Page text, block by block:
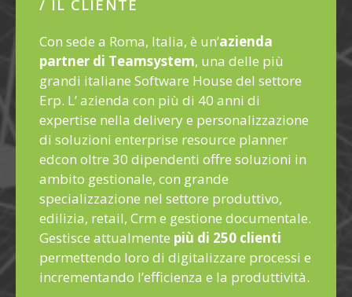
/ IL CLIENTE
Con sede a Roma, Italia, è un’azienda
partner di Teamsystem, una delle più
grandi italiane Software House del settore
Erp. L’ azienda con più di 40 anni di
expertise nella delivery e personalizzazione
di soluzioni enterprise resource planner
edcon oltre 30 dipendenti offre soluzioni in
ambito gestionale, con grande
specializzazione nel settore produttivo,
edilizia, retail, Crm e gestione documentale.
Gestisce attualmente più di 250 clienti
permettendo loro di digitalizzare processi e
incrementando l’efficienza e la produttività.